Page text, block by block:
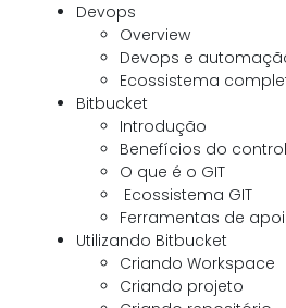
Devops
Overview
Devops e
Ecossistema
Bitbucket
Introdução
Benefícios do
O que é o GIT
Ecossistema GIT
Ferramentas de
Utilizando Bitbucket
Criando Workspace
Criando projeto